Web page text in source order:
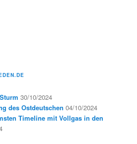
30/10/2024
des Ostdeutschen 04/10/2024
Timeline mit Vollgas in den